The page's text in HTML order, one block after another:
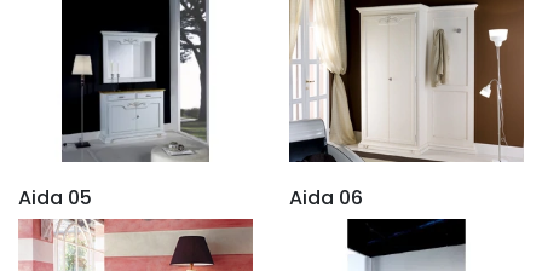
Aida 05 Aida 06